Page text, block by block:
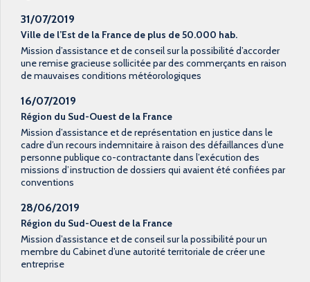
31/07/2019
Ville de l’Est de la France de plus de 50.000 hab.
Mission d’assistance et de conseil sur la possibilité d’accorder
une remise gracieuse sollicitée par des commerçants en raison
de mauvaises conditions météorologiques
16/07/2019
Région du Sud-Ouest de la France
Mission d’assistance et de représentation en justice dans le
cadre d’un recours indemnitaire à raison des défaillances d’une
personne publique co-contractante dans l’exécution des
missions d’instruction de dossiers qui avaient été confiées par
conventions
28/06/2019
Région du Sud-Ouest de la France
Mission d’assistance et de conseil sur la possibilité pour un
membre du Cabinet d’une autorité territoriale de créer une
entreprise